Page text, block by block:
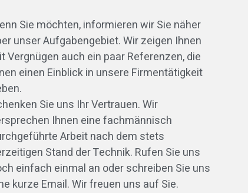
Sie möchten, informieren wir Sie näher
unser Aufgabengebiet. Wir zeigen Ihnen
Vergnügen auch ein paar Referenzen, die
einen Einblick in unsere Firmentätigkeit
Sie uns Ihr Vertrauen. Wir
Ihnen eine fachmännisch
Arbeit nach dem stets
Stand der Technik. Rufen Sie uns
einfach einmal an oder schreiben Sie uns
kurze Email. Wir freuen uns auf Sie.